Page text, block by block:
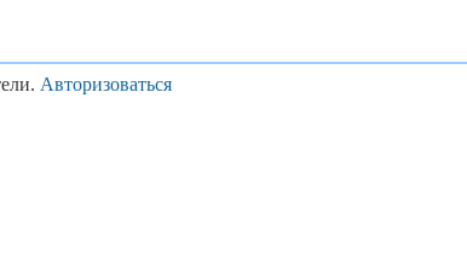
Авторизоваться